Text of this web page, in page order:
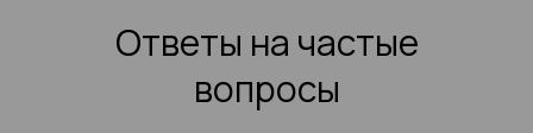
Ответы на частые
вопросы